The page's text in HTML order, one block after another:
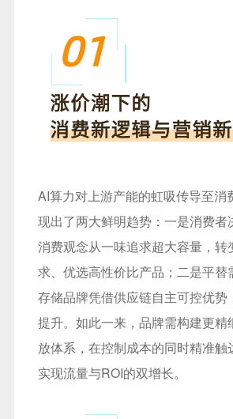
AI算力对上游产能的虹吸传导至消
现出了两大鲜明趋势：一是消费者
消费观念从一味追求超大容量，转
求、优选高性价比产品；二是平替
存储品牌凭借供应链自主可控优势
提升。如此一来，品牌需构建更精
放体系，在控制成本的同时精准触
实现流量与ROI的双增长。